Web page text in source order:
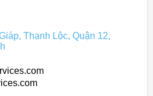
Thạnh Lộc, Quận 12,